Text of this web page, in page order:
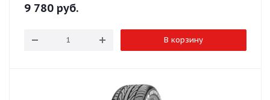
9 780 руб.
В корзину